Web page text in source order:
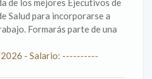
de los mejores Ejecutivos de
Salud para incorporarse a
Formarás parte de una
- Salario: ----------